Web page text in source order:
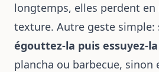
longtemps, elles perdent
texture. Autre geste simple:
égouttez-la puis essuyez-la
plancha ou barbecue, sinon